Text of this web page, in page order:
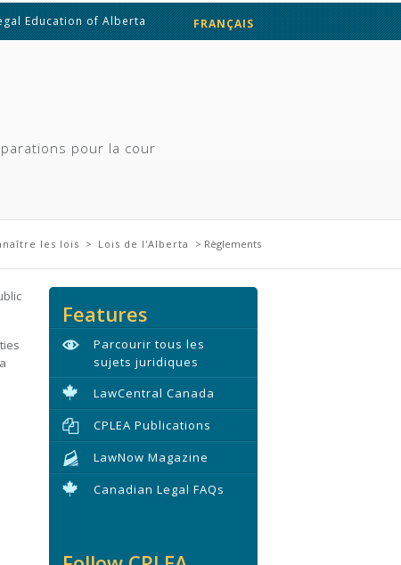
Education of Alberta FRANÇAIS
pour la cour
les lois > Lois de l'Alberta > Règlements
Features
Parcourir tous les
sujets juridiques
LawCentral Canada
CPLEA Publications
LawNow Magazine
Canadian Legal FAQs